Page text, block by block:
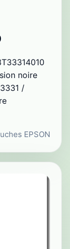
noire
/
EPSON